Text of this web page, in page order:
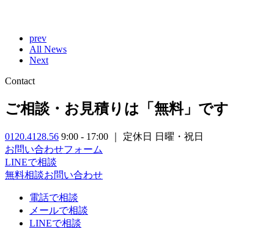
prev
All News
Next
Contact
ご相談・お見積りは「無料」です
0120.4128.56 9:00 - 17:00 ｜ 定休日 日曜・祝日
お問い合わせフォーム
LINEで相談
無料相談お問い合わせ
電話で相談
メールで相談
LINEで相談